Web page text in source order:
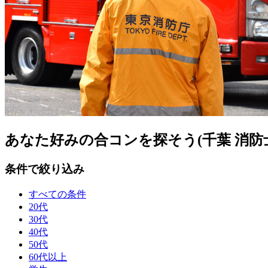
あなた好みの合コンを探そう(千葉 消防
条件で絞り込み
すべての条件
20代
30代
40代
50代
60代以上